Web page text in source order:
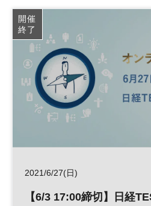
開催
終了
2021/6/27(日)
【6/3 17:00締切】日経